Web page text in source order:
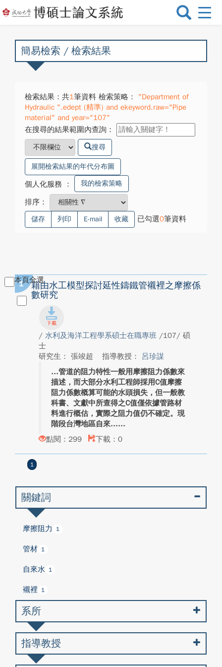
選
換
簡易檢索 / 檢索結果
檢索結果：共1筆資料 檢索策略：
"Department of
Hydraulic ".edept (精準) and ekeyword.raw="Pipe
material" and year="107"
在搜尋的結果範圍內查詢：
搜尋
展開檢索結果的年代分布圖
個人化服務 ： 我的檢索策略
排序：
儲存 列印 E-mail 收藏 已勾選0筆資料
本頁全選
1
藉由水工模型探討延性鑄鐵管襯裡之摩擦係
數研究
/ 水利及海洋工程學系碩士在職專班 /107/ 碩
士
研究生： 張竣超
指導教授： 呂珍謀
管道的阻力特性一般用摩擦阻力係數來
描述，而大部分水利工程師採用C值摩擦
阻力係數概算可能的水頭損失，但一般教
科書、文獻中所查得之C值僅依據管路材
料進行概估，實際之阻力值仍不確定。現
階段台灣地區自來...
點閱：299
下載：0
1
關鍵詞
摩擦阻力 1
管材 1
自來水 1
襯裡 1
系所
指導教授